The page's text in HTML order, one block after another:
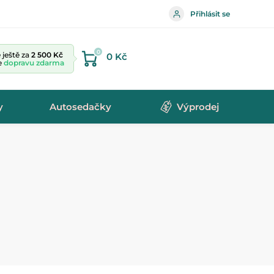
Přihlásit se
za 2 500 Kč
dopravu zdarma
0 0 Kč
Autosedačky Výprodej